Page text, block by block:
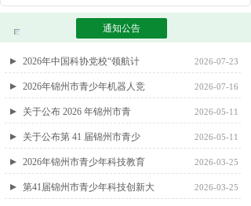
科技之光 助苗成长
通知公告
2026年中国科协党校“领航计 2026-07-23
2026年锦州市青少年机器人竞 2026-07-16
关于公布 2026 年锦州市青 2026-05-11
关于公布第 41 届锦州市青少 2026-05-11
2026年锦州市青少年科技教育 2026-03-25
第41届锦州市青少年科技创新大 2026-03-25